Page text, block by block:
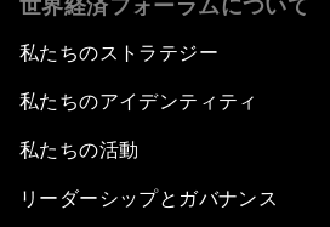
世界経済フォーラムについて
私たちのストラテジー
私たちのアイデンティティ
私たちの活動
リーダーシップとガバナンス